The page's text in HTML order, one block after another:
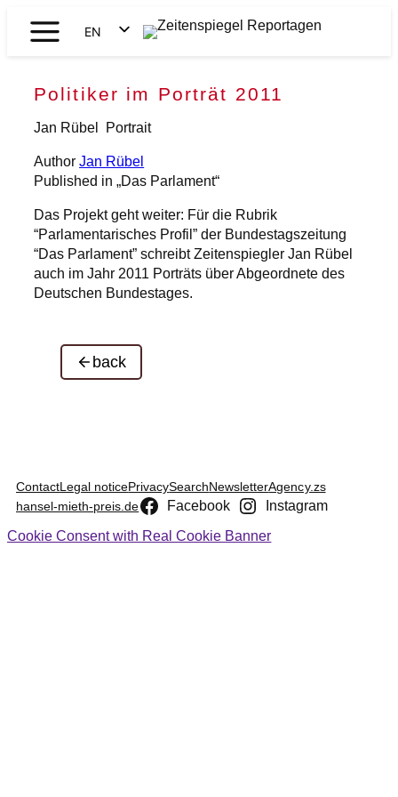
EN
Zeitenspiegel
Politiker im Porträt 2011
Jan Rübel Portrait
AuthorJan Rübel
Published in „Das Parlament“
Das Projekt geht weiter: Für die Rubrik
“Parlamentarisches Profil” der Bundestagszeitung
“Das Parlament” schreibt Zeitenspiegler Jan Rübel
auch im Jahr 2011 Porträts über Abgeordnete des
Deutschen Bundestages.
back
ContactLegal noticePrivacySearchNewsletterAgency.zs
hansel-mieth-preis.de
Facebook Instagram
Cookie Consent with Real Cookie Banner